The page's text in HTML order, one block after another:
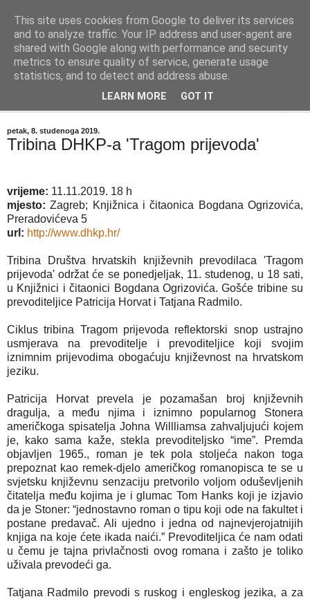
"Kvaka"
Časopis za književnost ISSN 2459-5632
petak, 8. studenoga 2019.
Tribina DHKP-a 'Tragom prijevoda'
vrijeme: 11.11.2019. 18 h
mjesto: Zagreb; Knjižnica i čitaonica Bogdana Ogrizovića,
Preradovićeva 5
url: http://www.dhkp.hr/
Tribina Društva hrvatskih književnih prevodilaca 'Tragom
prijevoda' održat će se ponedjeljak, 11. studenog, u 18 sati,
u Knjižnici i čitaonici Bogdana Ogrizovića. Gošće tribine su
prevoditeljice Patricija Horvat i Tatjana Radmilo.
Ciklus tribina Tragom prijevoda reflektorski snop ustrajno
usmjerava na prevoditelje i prevoditeljice koji svojim
iznimnim prijevodima obogaćuju književnost na hrvatskom
jeziku.
Patricija Horvat prevela je pozamašan broj književnih
dragulja, a među njima i iznimno popularnog Stonera
američkoga spisatelja Johna Willliamsa zahvaljujući kojem
je, kako sama kaže, stekla prevoditeljsko “ime”. Premda
objavljen 1965., roman je tek pola stoljeća nakon toga
prepoznat kao remek-djelo američkog romanopisca te se u
svjetsku književnu senzaciju pretvorilo voljom oduševljenih
čitatelja među kojima je i glumac Tom Hanks koji je izjavio
da je Stoner: “jednostavno roman o tipu koji ode na fakultet i
postane predavač. Ali ujedno i jedna od najnevjerojatnijih
knjiga na koje ćete ikada naići.” Prevoditeljica će nam odati
u čemu je tajna privlačnosti ovog romana i zašto je toliko
uživala prevodeći ga.
Tatjana Radmilo prevodi s ruskog i engleskog jezika, a za
This site uses cookies from Google to deliver its services
and to analyze traffic. Your IP address and user-agent are
shared with Google along with performance and security
metrics to ensure quality of service, generate usage
statistics, and to detect and address abuse.
LEARN MORE GOT IT